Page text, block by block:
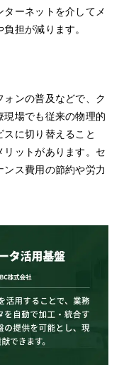
ーネットを介してメ
担が減ります。
ンの普及などで、ク
現場でも従来の物理的
に切り替えること
リットがあります。セ
ス費用の節約や労力